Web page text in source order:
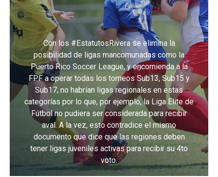
Con los #EstatutosRivera se elimina la
posibilidad de ligas mancomunadas como la
Puerto Rico Soccer League, y encomienda a la
FPF a operar todas los torneos Sub13, Sub15 y
Sub17; no habrían ligas regionales en estas
categorías por lo que, por ejemplo, la Liga Elite de
Fútbol no pudiera ser considerada para recibir
aval. A la vez, esto contradice el mismo
documento que dice que las regiones deben
tener ligas juveniles activas para recibir su 4to
voto.